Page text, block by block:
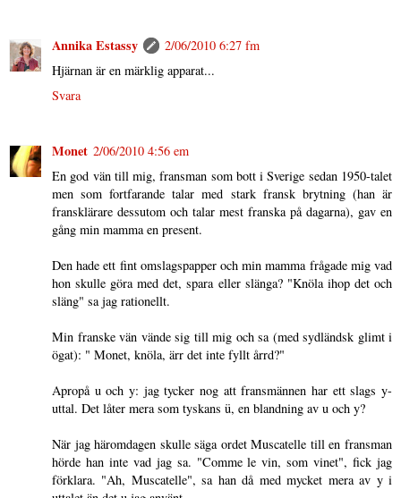
Annika Estassy
2/06/2010 6:27 fm
Hjärnan är en märklig apparat...
Svara
Monet 2/06/2010 4:56 em
En god vän till mig, fransman som bott i Sverige sedan 1950-talet
men som fortfarande talar med stark fransk brytning (han är
fransklärare dessutom och talar mest franska på dagarna), gav en
gång min mamma en present.
Den hade ett fint omslagspapper och min mamma frågade mig vad
hon skulle göra med det, spara eller slänga? "Knöla ihop det och
släng" sa jag rationellt.
Min franske vän vände sig till mig och sa (med sydländsk glimt i
ögat): " Monet, knöla, ärr det inte fyllt årrd?"
Apropå u och y: jag tycker nog att fransmännen har ett slags y-
uttal. Det låter mera som tyskans ü, en blandning av u och y?
När jag häromdagen skulle säga ordet Muscatelle till en fransman
hörde han inte vad jag sa. "Comme le vin, som vinet", fick jag
förklara. "Ah, Muscatelle", sa han då med mycket mera av y i